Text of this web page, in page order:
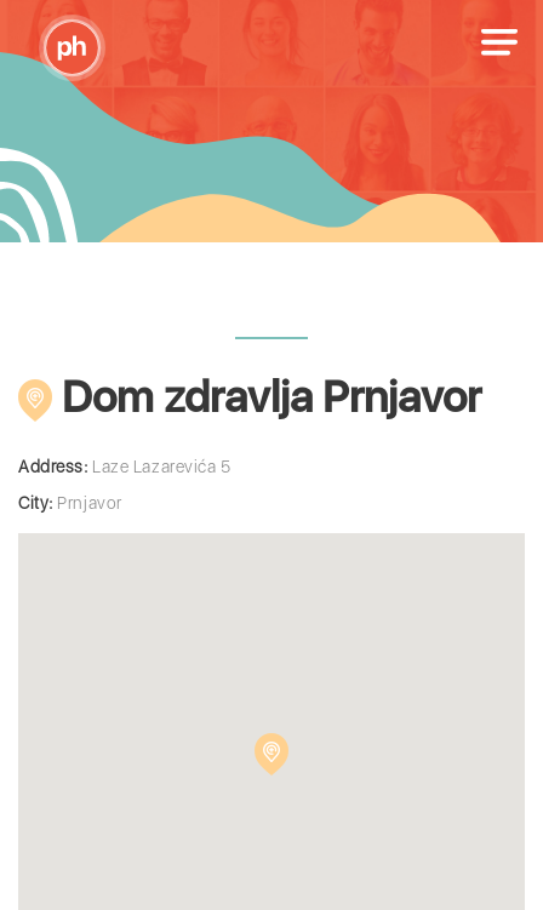
Dom zdravlja Prnjavor
Address: Laze Lazarevića 5
City: Prnjavor